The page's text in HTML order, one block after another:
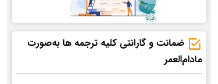
ضمانت و گارانتی کلیه ترجمه ها به‌صورت
مادام‌العمر